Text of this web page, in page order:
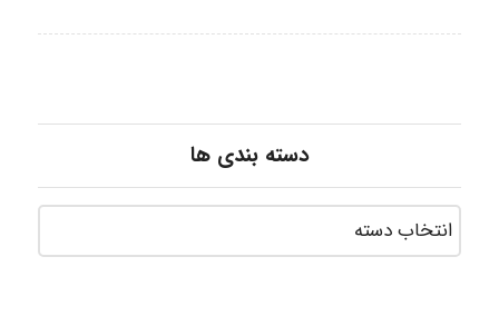
دسته بندی ها